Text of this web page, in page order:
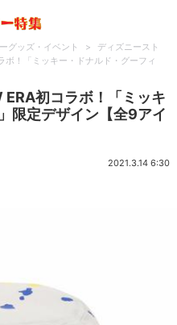
グッズ・イベント >
ディズニースト
ボ！「ミッキー・ドナルド・グーフィ
ERA初コラボ！「ミッキ
限定デザイン【全9アイ
2021.3.14 6:30